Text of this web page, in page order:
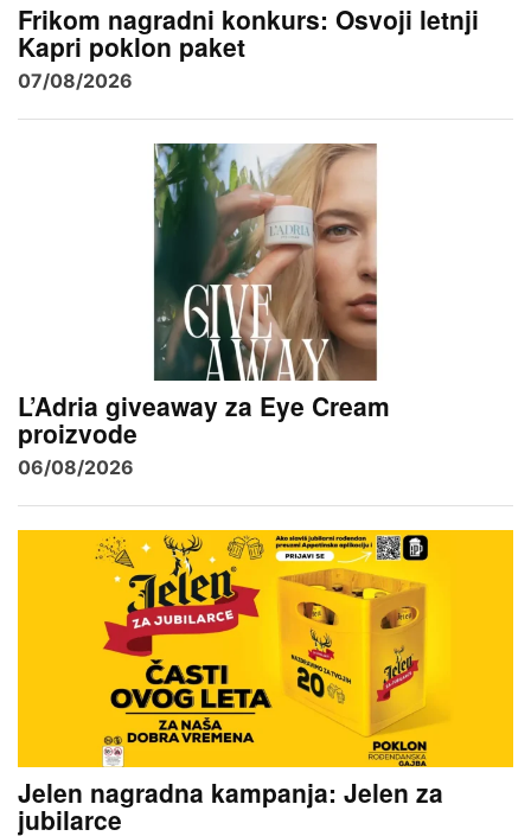
Frikom nagradni konkurs: Osvoji letnji
Kapri poklon paket
07/08/2026
L’Adria giveaway za Eye Cream
proizvode
06/08/2026
Jelen nagradna kampanja: Jelen za
jubilarce